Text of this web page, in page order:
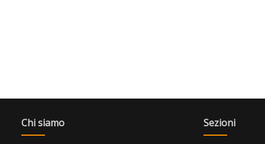
Chi siamo Sezioni